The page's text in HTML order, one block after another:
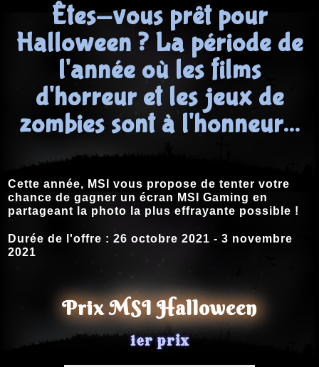
Êtes-vous prêt pour
Halloween ? La période de
l'année où les films
d'horreur et les jeux de
zombies sont à l'honneur…
Cette année, MSI vous propose de tenter votre
chance de gagner un écran MSI Gaming en
partageant la photo la plus effrayante possible !
Durée de l'offre : 26 octobre 2021 - 3 novembre
2021
Prix MSI Halloween
1er prix